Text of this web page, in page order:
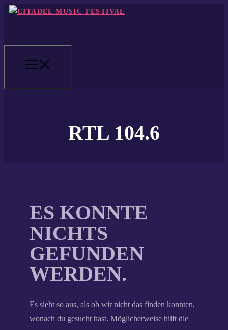
Zum
RTL 104.6
ES KONNTE
NICHTS
GEFUNDEN
WERDEN.
Es sieht so aus, als ob wir nicht das finden konnten,
wonach du gesucht hast. Möglicherweise hilft die